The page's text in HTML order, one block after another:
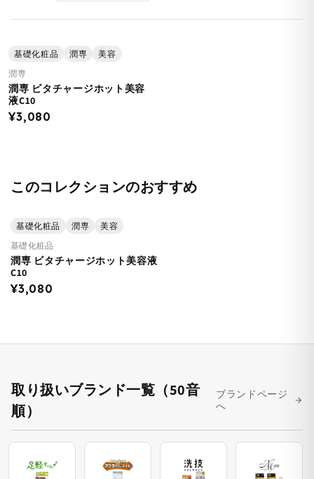
基礎化粧品 潤専
美容
潤専
潤専 ビタチャージホット美容
液C10
¥3,080
このコレクションのおすすめ
基礎化粧品 潤専
美容
基礎化粧品
潤専 ビタチャージホット美容液
C10
¥3,080
取り扱いブランド一覧（50音
順）
ブランドページ
へ